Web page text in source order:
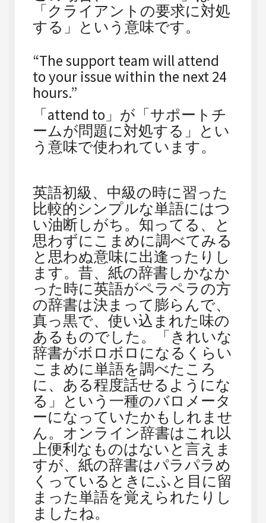
「クライアントの要求に対処
する」という意味です。
“The support team will attend
to your issue within the next 24
hours.”
「attend to」が「サポートチ
ームが問題に対処する」とい
う意味で使われています。
英語初級、中級の時に習った
比較的シンプルな単語にはつ
い油断しがち。知ってる、と
思わずにこまめに調べてみる
と思わぬ意味に出逢ったりし
ます。昔、紙の辞書しかなか
った時に英語がペラペラの方
の辞書は決まって膨らんで、
真っ黒で、使い込まれた味の
あるものでした。「きれいな
辞書がボロボロになるくらい
こまめに単語を調べたころ
に、ある程度話せるようにな
る」という一種のバロメータ
ーになっていたかもしれませ
ん。オンライン辞書はこれ以
上便利なものはないと言えま
すが、紙の辞書はパラパラめ
くっているときにふと目に留
まった単語を覚えられたりし
ましたね。